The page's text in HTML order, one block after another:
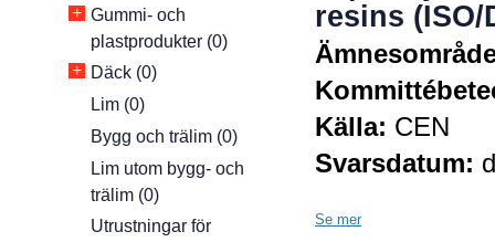
+ Gummi- och
plastprodukter (0)
+ Däck (0)
Lim (0)
Bygg och trälim (0)
Lim utom bygg- och
trälim (0)
Utrustningar för
resins (ISO/
Källa: CEN
Svarsdatum:
Se mer